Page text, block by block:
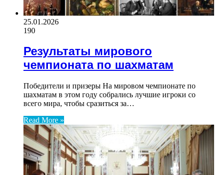
25.01.2026
190
Результаты мирового
чемпионата по шахматам
Победители и призеры На мировом чемпионате по
шахматам в этом году собрались лучшие игроки со
всего мира, чтобы сразиться за…
Read More »